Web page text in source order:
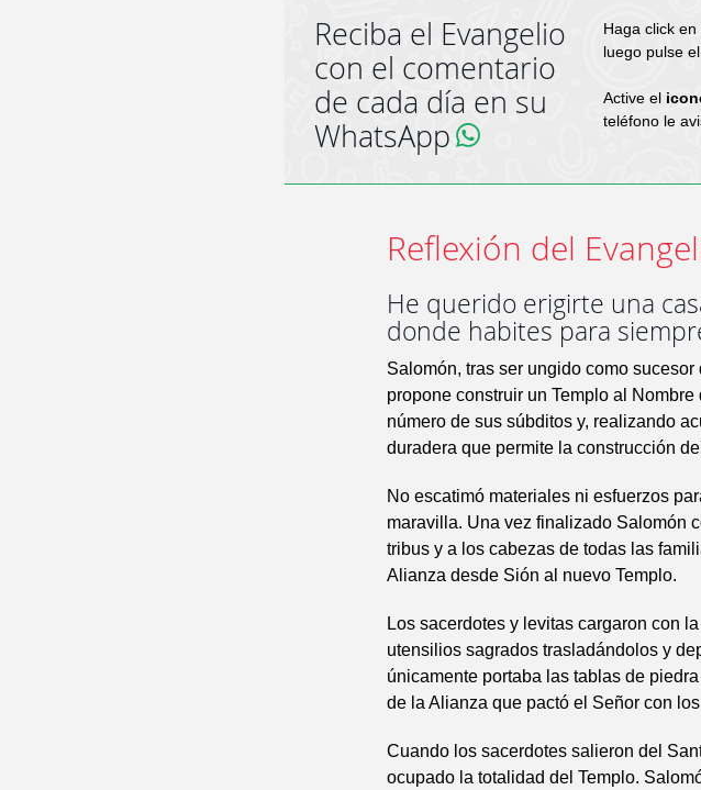
Reciba el Evangelio
con el comentario
de cada día en su
WhatsApp
Haga click en
luego pulse
Active el
teléfono le
Reflexión del
He querido erigirte una
donde habites para
Salomón, tras ser ungido como
propone construir un Templo al
número de sus súbditos y, realizando
duradera que permite la construcción
No escatimó materiales ni esfuerzos
maravilla. Una vez finalizado Salomón
tribus y a los cabezas de todas las
Alianza desde Sión al nuevo Templo.
Los sacerdotes y levitas cargaron con
utensilios sagrados trasladándolos y
únicamente portaba las tablas de
de la Alianza que pactó el Señor con
Cuando los sacerdotes salieron del
ocupado la totalidad del Templo.